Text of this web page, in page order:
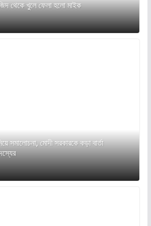
থেকে খুলে ফেলা হলো মাইক
সমালোচনা, মোদী সরকারকে কড়া বার্তা